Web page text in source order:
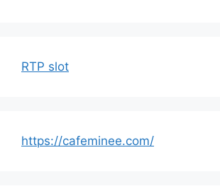
RTP slot
https://cafeminee.com/